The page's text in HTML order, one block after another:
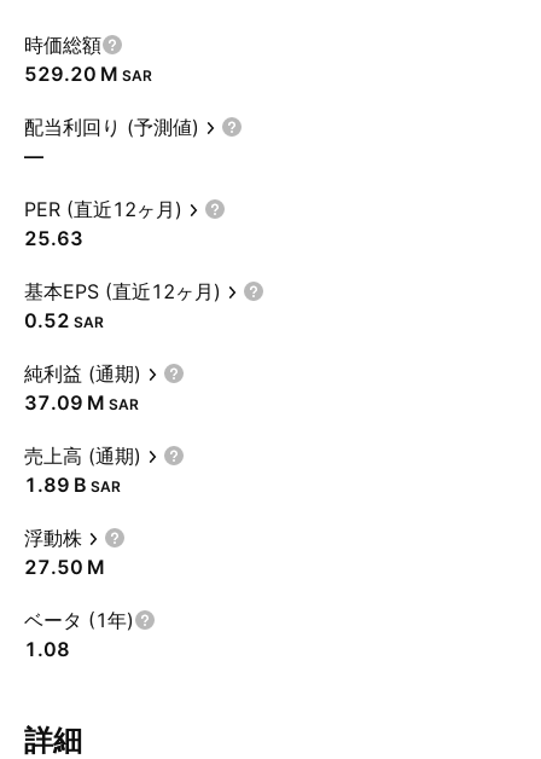
時価総額
‪529.20 M‬ SAR
配当利回り (予測値)
—
PER (直近12ヶ月)
25.63
基本EPS (直近12ヶ月)
0.52 SAR
純利益 (通期)
‪37.09 M‬ SAR
売上高 (通期)
‪1.89 B‬ SAR
浮動株
‪27.50 M‬
ベータ (1年)
1.08
詳細